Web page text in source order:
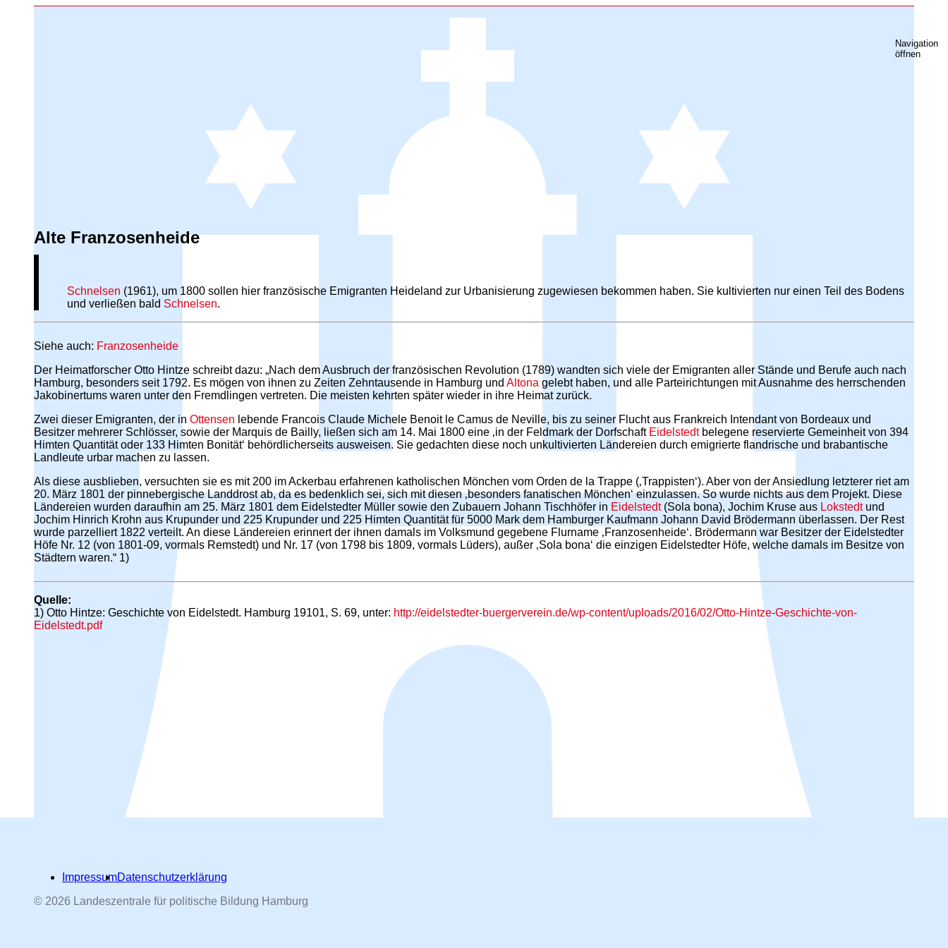
Navigation
öffnen
Alte Franzosenheide
Schnelsen (1961), um 1800 sollen hier französische Emigranten Heideland zur Urbanisierung zugewiesen bekommen haben. Sie kultivierten nur einen Teil des Bodens
und verließen bald Schnelsen.
Siehe auch: Franzosenheide
Der Heimatforscher Otto Hintze schreibt dazu: „Nach dem Ausbruch der französischen Revolution (1789) wandten sich viele der Emigranten aller Stände und Berufe auch nach
Hamburg, besonders seit 1792. Es mögen von ihnen zu Zeiten Zehntausende in Hamburg und Altona gelebt haben, und alle Parteirichtungen mit Ausnahme des herrschenden
Jakobinertums waren unter den Fremdlingen vertreten. Die meisten kehrten später wieder in ihre Heimat zurück.
Zwei dieser Emigranten, der in Ottensen lebende Francois Claude Michele Benoit le Camus de Neville, bis zu seiner Flucht aus Frankreich Intendant von Bordeaux und
Besitzer mehrerer Schlösser, sowie der Marquis de Bailly, ließen sich am 14. Mai 1800 eine ‚in der Feldmark der Dorfschaft Eidelstedtbelegene reservierte Gemeinheit von 394
Himten Quantität oder 133 Himten Bonität‘ behördlicherseits ausweisen. Sie gedachten diese noch unkultivierten Ländereien durch emigrierte flandrische und brabantische
Landleute urbar machen zu lassen.
Als diese ausblieben, versuchten sie es mit 200 im Ackerbau erfahrenen katholischen Mönchen vom Orden de la Trappe (‚Trappisten‘). Aber von der Ansiedlung letzterer riet am
20. März 1801 der pinnebergische Landdrost ab, da es bedenklich sei, sich mit diesen ‚besonders fanatischen Mönchen‘ einzulassen. So wurde nichts aus dem Projekt. Diese
Ländereien wurden daraufhin am 25. März 1801 dem Eidelstedter Müller sowie den Zubauern Johann Tischhöfer in Eidelstedt(Sola bona), Jochim Kruse aus Lokstedtund
Jochim Hinrich Krohn aus Krupunder und 225 Krupunder und 225 Himten Quantität für 5000 Mark dem Hamburger Kaufmann Johann David Brödermann überlassen. Der Rest
wurde parzelliert 1822 verteilt. An diese Ländereien erinnert der ihnen damals im Volksmund gegebene Flurname ‚Franzosenheide‘. Brödermann war Besitzer der Eidelstedter
Höfe Nr. 12 (von 1801-09, vormals Remstedt) und Nr. 17 (von 1798 bis 1809, vormals Lüders), außer ‚Sola bona‘ die einzigen Eidelstedter Höfe, welche damals im Besitze von
Städtern waren.“ 1)
Quelle:
1) Otto Hintze: Geschichte von Eidelstedt. Hamburg 19101, S. 69, unter: http://eidelstedter-buergerverein.de/wp-content/uploads/2016/02/Otto-Hintze-Geschichte-von-
Eidelstedt.pdf
ImpressumDatenschutzerklärung
© 2026 Landeszentrale für politische Bildung Hamburg